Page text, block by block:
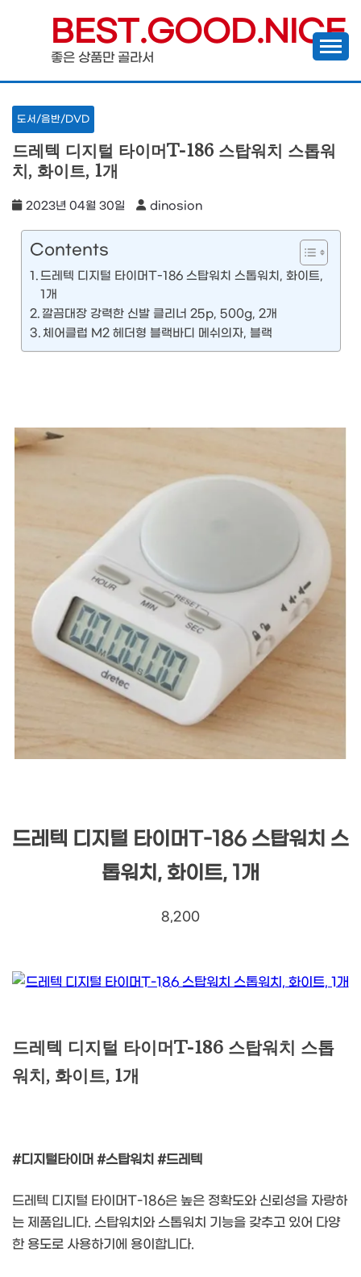
content
BEST.GOOD.NICE
좋은 상품만 골라서
도서/음반/DVD
드레텍 디지털 타이머T-186 스탑워치 스톱워
치, 화이트, 1개
2023년 04월 30일 dinosion
Contents
드레텍 디지털 타이머T-186 스탑워치 스톱워치, 화이트,
1개
깔끔대장 강력한 신발 클리너 25p, 500g, 2개
체어클럽 M2 헤더형 블랙바디 메쉬의자, 블랙
드레텍 디지털 타이머T-186 스탑워치 스
톱워치, 화이트, 1개
8,200
드레텍 디지털 타이머T-186 스탑워치 스톱
워치, 화이트, 1개
#디지털타이머 #스탑워치 #드레텍
드레텍 디지털 타이머T-186은 높은 정확도와 신뢰성을 자랑하
는 제품입니다. 스탑워치와 스톱워치 기능을 갖추고 있어 다양
한 용도로 사용하기에 용이합니다.